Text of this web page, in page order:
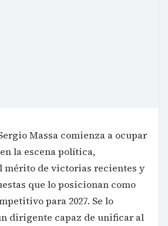
Massa comienza a ocupar
la escena política,
mérito de victorias recientes y
que lo posicionan como
para 2027. Se lo
dirigente capaz de unificar al